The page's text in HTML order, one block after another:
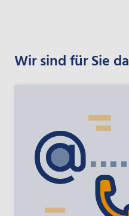
Wir sind für Sie da